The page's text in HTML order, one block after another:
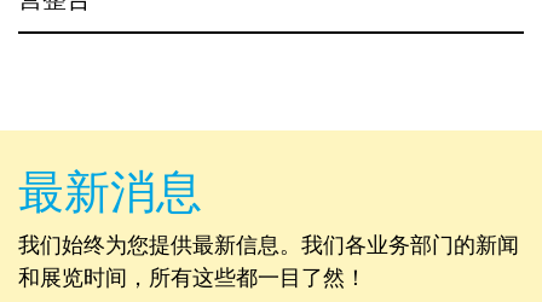
最新消息
我们始终为您提供最新信息。我们各业务部门的新闻
和展览时间，所有这些都一目了然！